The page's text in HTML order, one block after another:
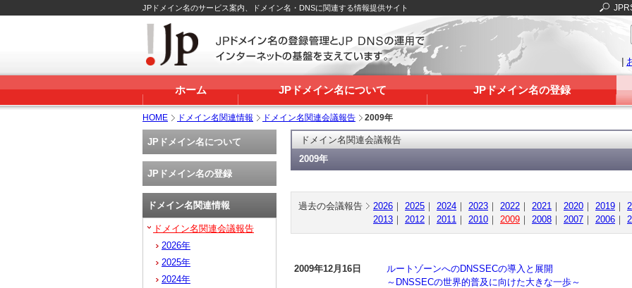
JPドメイン名のサービス案内、ドメイン名・DNSに関連する情報提供サイト
|
ホーム JPドメイン名について JPドメイン名の登録
HOME ドメイン名関連情報 ドメイン名関連会議報告 2009年
ドメイン名関連会議報告
2009年
過去の会議報告 2026 ｜ 2025 ｜ 2024 ｜ 2023 ｜ 2022 ｜ 2021 ｜ 2020 ｜ 2019 ｜
2013 ｜ 2012 ｜ 2011 ｜ 2010 ｜ 2009 ｜ 2008 ｜ 2007 ｜ 2006 ｜
2009年12月16日
ルートゾーンへのDNSSECの導入と展開
～DNSSECの世界的普及に向けた大きな一歩～
JPドメイン名について
JPドメイン名の登録
ドメイン名関連情報
ドメイン名関連会議報告
2026年
2025年
2024年